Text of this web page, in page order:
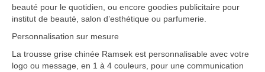
beauté pour le quotidien, ou encore goodies publicitaire pour
institut de beauté, salon d’esthétique ou parfumerie.
Personnalisation sur mesure
La trousse grise chinée Ramsek est personnalisable avec votre
logo ou message, en 1 à 4 couleurs, pour une communication